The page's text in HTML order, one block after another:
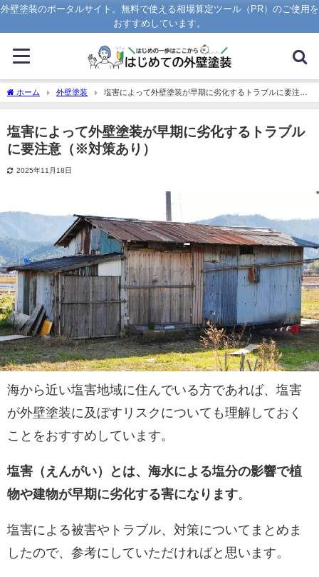
外壁塗装のポータルサイト。無料で使える相場算定ツール（PR）のご使用を
おすすめしています。
ホーム 外壁塗装
塩害によって外壁塗装が早期に劣化するトラブルに要注意
（※対策あり）
塩害によって外壁塗装が早期に劣化するトラブル
に要注意（※対策あり）
2025年11月18日
海から近い塩害地域に住んでいる方であれば、塩害
が外壁塗装に及ぼすリスクについても理解しておく
ことをおすすめしています。
塩害（えんがい）とは、海水による塩分の影響で植
物や建物が早期に劣化する害になります。
塩害による被害やトラブル、対策についてまとめま
したので、参考にしていただければと思います。